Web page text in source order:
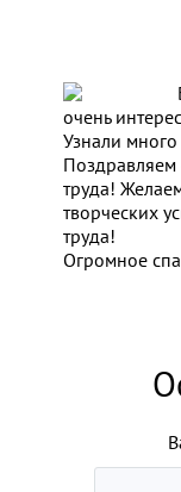
очень
Узнали
труда!
творческих
труда!
Огромное